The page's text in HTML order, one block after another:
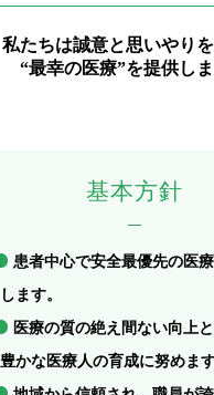
私たちは誠意と思いやりを
“最幸の医療”を提供しま
基本方針
患者中心で安全最優先の医
します。
医療の質の絶え間ない向上
豊かな医療人の育成に努めます